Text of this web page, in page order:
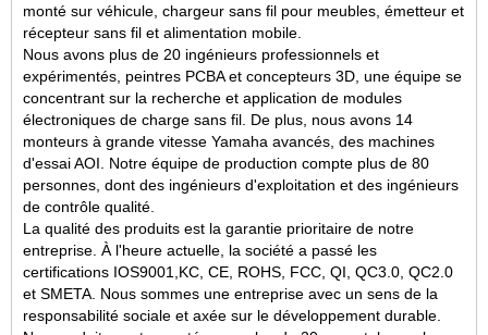
monté sur véhicule, chargeur sans fil pour meubles, émetteur et
récepteur sans fil et alimentation mobile
Nous avons plus de 20 ingénieurs professionnels et
expérimentés, peintres PCBA et concepteurs 3D, une équipe se
concentrant sur la recherche et application de modules
électroniques de charge sans fil. De plus, nous avons 14
monteurs à grande vitesse Yamaha avancés, des machines
d'essai AOI. Notre équipe de production compte plus de 80
personnes, dont des ingénieurs d'exploitation et des ingénieurs
de contrôle qualité.
La qualité des produits est la garantie prioritaire de notre
entreprise. À l'heure actuelle, la société a passé les
certifications IOS9001,KC, CE, ROHS, FCC, QI, QC3.0, QC2.0
et SMETA Nous sommes une entreprise avec un sens de la
responsabilité sociale et axée sur le développement durable.